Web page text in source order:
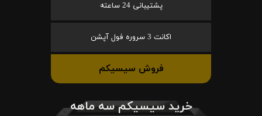
پشتیبانی 24 ساعته
اکانت 3 سروره فول آپشن
فروش سیسیکم
خرید سیسیکم سه ماهه